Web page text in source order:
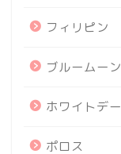
フィリピン
ブルームーン
ホワイトデー
ポロス